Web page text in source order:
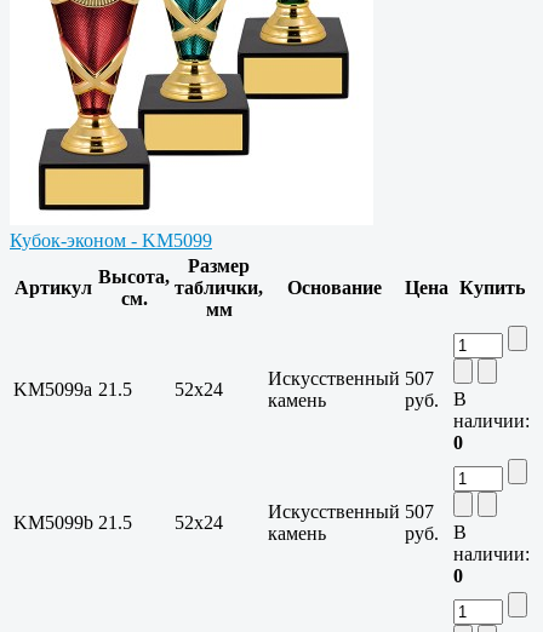
Кубок-эконом - KM5099
Артикул
Высота,
см.
Размер
таблички,
мм
Основание Цена Купить
KM5099a 21.5 52x24
Искусственный
камень
507
руб.
В
наличии:
0
KM5099b 21.5 52x24
Искусственный
камень
507
руб.
В
наличии:
0